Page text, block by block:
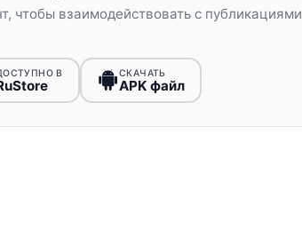
взаимодействовать с публикациями
В СКАЧАТЬ
APK файл